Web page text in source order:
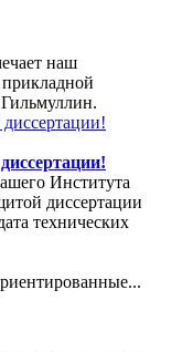
наш
Института
диссертации
технических